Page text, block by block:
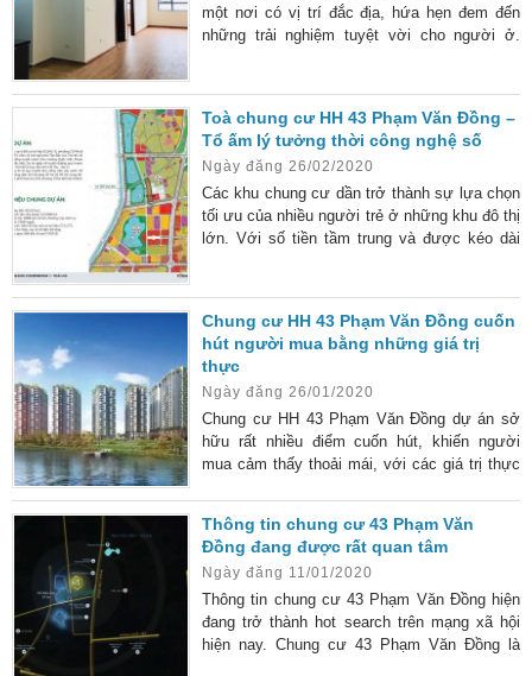
một nơi có vị trí đắc địa, hứa hẹn đem đến
những trải nghiệm tuyệt vời cho người ở.
minh, tất cả các căn hộ của chung cư luôn
đem lại cảm giác thoáng mát nhưng vẫn ấm
cúng trong mỗi gia đình. Tìm hiểu qua về dự
án 43 Phạm
Toà chung cư HH 43 Phạm Văn Đồng –
Tổ ấm lý tưởng thời công nghệ số
Ngày đăng 26/02/2020
Các khu chung cư dần trở thành sự lựa chọn
tối ưu của nhiều người trẻ ở những khu đô thị
lớn. Với số tiền tầm trung và được kéo dài
tiện nghi. Nếu bạn đang loay hoay tìm một
căn hộ chung cư ưng ý giữa lòng thủ đô cổ
kính, HH 43 Phạm Văn Đồng chính là toà
Chung cư HH 43 Phạm Văn Đồng cuốn
hút người mua bằng những giá trị
thực
Ngày đăng 26/01/2020
Chung cư HH 43 Phạm Văn Đồng dự án sở
hữu rất nhiều điểm cuốn hút, khiến người
mua cảm thấy thoải mái, với các giá trị thực
đủ tiện nghi và chất lượng nhất. Đây cũng
chính là lý do dự án chung cư HH 43 Phạm
Văn Đồng bắt đầu mở bán thì đã nhận được
rất nhiều thông tin đăng ký đến từ phía khách
hàng. Bởi dự án hội
Thông tin chung cư 43 Phạm Văn
Đồng đang được rất quan tâm
Ngày đăng 11/01/2020
Thông tin chung cư 43 Phạm Văn Đồng hiện
đang trở thành hot search trên mạng xã hội
hiện nay. Chung cư 43 Phạm Văn Đồng là